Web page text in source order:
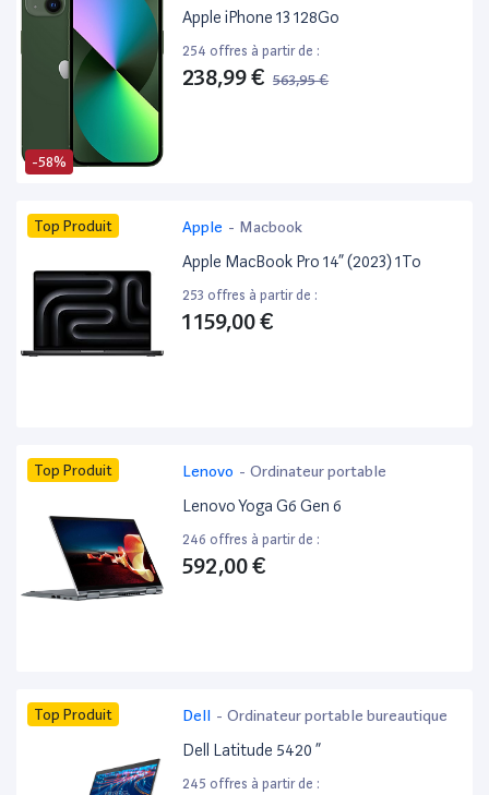
-58%
Apple iPhone 13 128Go
254 offres à partir de :
238,99 € 563,95 €
Top Produit Apple - Macbook
Apple MacBook Pro 14” (2023) 1To
253 offres à partir de :
1 159,00 €
Top Produit Lenovo - Ordinateur portable
Lenovo Yoga G6 Gen 6
246 offres à partir de :
592,00 €
Top Produit Dell - Ordinateur portable bureautique
Dell Latitude 5420 ”
245 offres à partir de :